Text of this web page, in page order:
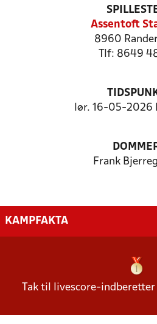
Assentoft
8960
Tlf: 8649
lør. 16-05-2026
Frank
KAMPFAKTA
Tak til livescore-indberetter